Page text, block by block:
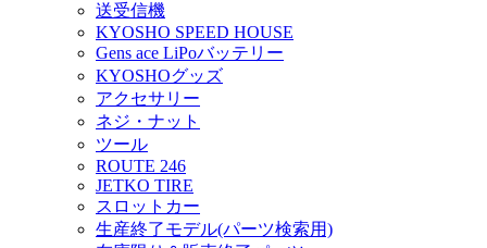
送受信機
KYOSHO SPEED HOUSE
Gens ace LiPoバッテリー
KYOSHOグッズ
アクセサリー
ネジ・ナット
ツール
ROUTE 246
JETKO TIRE
スロットカー
生産終了モデル(パーツ検索用)